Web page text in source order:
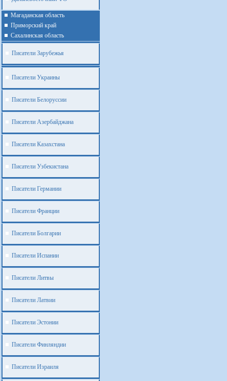
Магаданская область
Приморский край
Cахалинская область
Писатели Зарубежья
Писатели Украины
Писатели Белоруссии
Писатели Азербайджана
Писатели Казахстана
Писатели Узбекистана
Писатели Германии
Писатели Франции
Писатели Болгарии
Писатели Испании
Писатели Литвы
Писатели Латвии
Писатели Эстонии
Писатели Финляндии
Писатели Израиля